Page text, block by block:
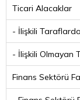
Ticari Alacaklar
- İlişkili
- İlişkili Olmayan
Finans Sektörü